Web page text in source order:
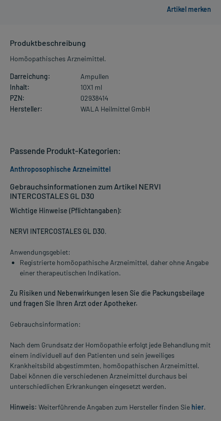
Produktbeschreibung
Homöopathisches Arzneimittel.
Darreichung:
Ampullen
Inhalt:
10X1 ml
PZN:
02938414
Hersteller:
WALA Heilmittel GmbH
Gebrauchsinformationen zum Artikel NERVI
INTERCOSTALES GL D30
Wichtige Hinweise (Pflichtangaben):
NERVI INTERCOSTALES GL D30.
Anwendungsgebiet:
Registrierte homöopathische Arzneimittel, daher ohne Angabe
einer therapeutischen Indikation.
Zu Risiken und Nebenwirkungen lesen Sie die Packungsbeilage
und fragen Sie Ihren Arzt oder Apotheker.
Gebrauchsinformation:
Nach dem Grundsatz der Homöopathie erfolgt jede Behandlung mit
einem individuell auf den Patienten und sein jeweiliges
Krankheitsbild abgestimmten, homöopathischen Arzneimittel.
Dabei können die verschiedenen Arzneimittel durchaus bei
unterschiedlichen Erkrankungen eingesetzt werden.
Hinweis: Weiterführende Angaben zum Hersteller finden Sie hier.
Passende Produkt-Kategorien:
Anthroposophische Arzneimittel